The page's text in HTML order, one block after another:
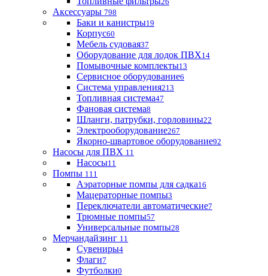
Аксессуары 798
Баки и канистры19
Корпус60
Мебель судовая37
Оборудование для лодок ПВХ14
Помывочные комплекты13
Сервисное оборудование6
Система управления213
Топливная система47
Фановая система8
Шланги, патрубки, горловины22
Электрооборудование267
Якорно-швартовое оборудование92
Насосы для ПВХ 11
Насосы11
Помпы 111
Аэраторные помпы для садка16
Мацераторные помпы3
Переключатели автоматические7
Трюмные помпы57
Универсальные помпы28
Мерчандайзинг 11
Сувениры4
Флаги7
Футболки0